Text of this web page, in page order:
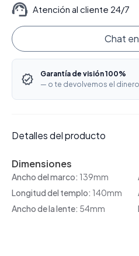
Atención al cliente 24/7
Chat
Garantía de visión 100%
— o te devolvemos el
Detalles del producto
Dimensiones
Ancho del marco: 139mm
Longitud del templo: 140mm
Ancho de la lente: 54mm